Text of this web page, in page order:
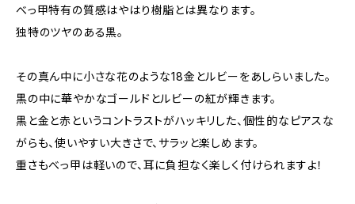
べっ甲特有の質感はやはり樹脂とは異なります。
独特のツヤのある黒。
その真ん中に小さな花のような18金とルビーをあしらいました。
黒の中に華やかなゴールドとルビーの紅が輝きます。
黒と金と赤というコントラストがハッキリした、個性的なピアスな
がらも、使いやすい大きさで、サラッと楽しめます。
重さもべっ甲は軽いので、耳に負担なく楽しく付けられますよ！